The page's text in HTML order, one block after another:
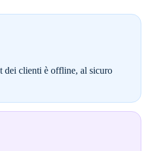
dei clienti è offline, al sicuro